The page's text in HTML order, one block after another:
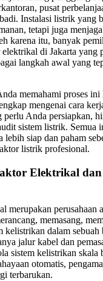
pusat
Instalasi listrik yang
tetapi juga
karena itu, banyak
di Jakarta yang
langkah awal yang
memahami proses
mengenai cara
perlu Anda persiapkan,
sistem listrik. Semua
lebih siap dan paham
listrik profesional.
Elektrikal dan
merupakan perusahaan
memasang,
kelistrikan dalam sebuah
jalur kabel dan
sistem kelistrikan skala
otomatis,
terbarukan.